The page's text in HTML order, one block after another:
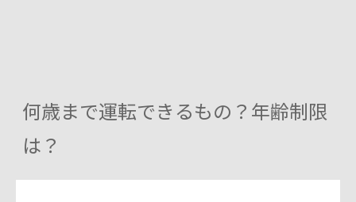
何歳まで運転できるもの？年齢制限
は？